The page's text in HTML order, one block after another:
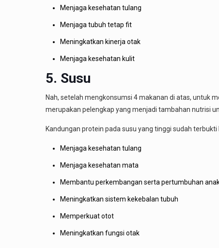
Menjaga kesehatan tulang
Menjaga tubuh tetap fit
Meningkatkan kinerja otak
Menjaga kesehatan kulit
5. Susu
Nah, setelah mengkonsumsi 4 makanan di atas, untuk
merupakan pelengkap yang menjadi tambahan nutrisi
Kandungan protein pada susu yang tinggi sudah
Menjaga kesehatan tulang
Menjaga kesehatan mata
Membantu perkembangan serta pertumbuhan
Meningkatkan sistem kekebalan tubuh
Memperkuat otot
Meningkatkan fungsi otak